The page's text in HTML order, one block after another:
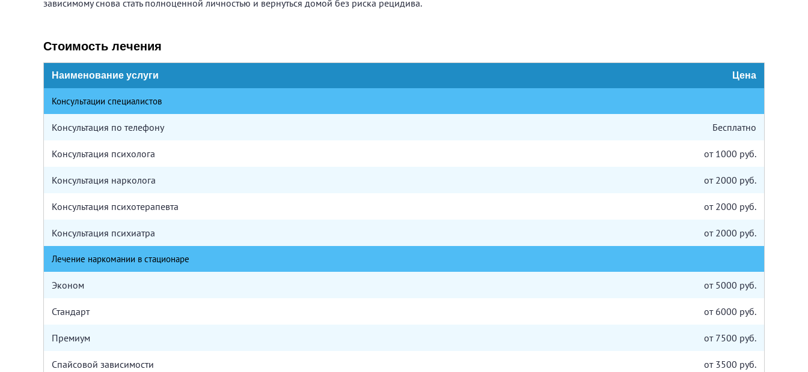
зависимому снова стать полноценной личностью и вернуться домой без риска рецидива.
Стоимость лечения
Наименование услуги Цена
Консультации специалистов
Консультация по телефону Бесплатно
Консультация психолога от 1000 руб.
Консультация нарколога от 2000 руб.
Консультация психотерапевта от 2000 руб.
Консультация психиатра от 2000 руб.
Лечение наркомании в стационаре
Эконом от 5000 руб.
Стандарт от 6000 руб.
Премиум от 7500 руб.
Спайсовой зависимости от 3500 руб.